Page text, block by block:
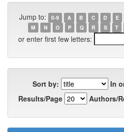
Jump to: 0-9 A B C D E
M
N O P Q R S T
or enter first few letters:
Sort by:
In
Results/Page
Authors/